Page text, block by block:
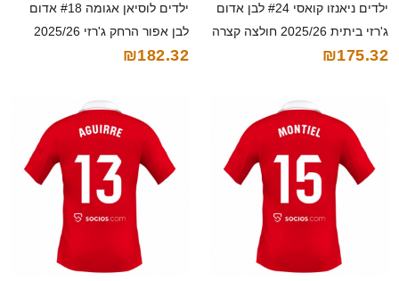
ילדים ניאנזו קואסי #24 לבן אדום
ג'רזי ביתית 2025/26 חולצה קצרה
₪175.32
ילדים לוסיאן אגומה #18 אדום
לבן אפור הרחק ג'רזי 2025/26
חולצה קצרה
₪182.32